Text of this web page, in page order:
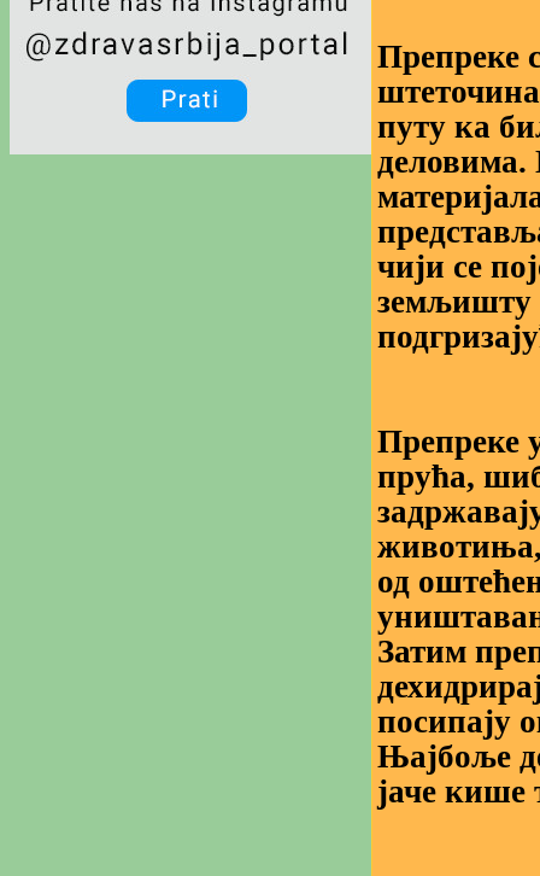
Препреке
путу ка
деловима.
чији се
земљишту
Препреке
прућа,
животиња,
од
Затим
посипају
Њајбоље
јаче кише